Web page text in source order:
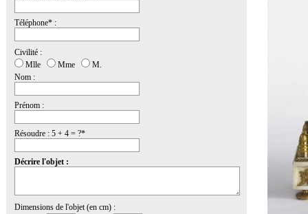
Téléphone* :
Civilité :
Mlle
Mme
M.
Nom :
Prénom :
Résoudre : 5 + 4 = ?*
Décrire l'objet :
Dimensions de l'objet (en cm) :